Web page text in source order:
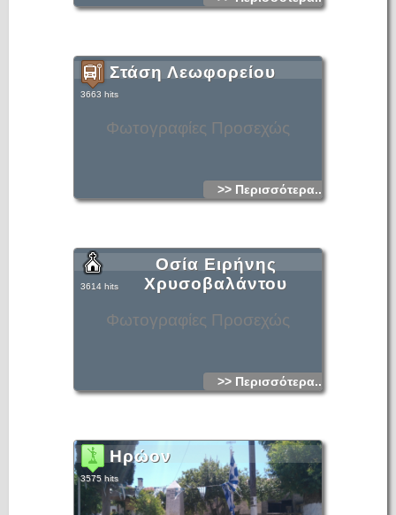
Φωτογραφίες Προσεχώς
Στάση Λεωφορείου
3663 hits
>> Περισσότερα...
Φωτογραφίες Προσεχώς
Οσία Ειρήνης
Χρυσοβαλάντου
3614 hits
>> Περισσότερα...
Ηρώον
3575 hits